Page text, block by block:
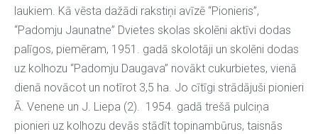
laukiem. Kā vēsta dažādi rakstiņi avīzē “Pionieris”,
“Padomju Jaunatne” Dvietes skolas skolēni aktīvi dodas
palīgos, piemēram, 1951. gadā skolotāji un skolēni dodas
uz kolhozu “Padomju Daugava” novākt cukurbietes, vienā
dienā novācot un notīrot 3,5 ha. Jo cītīgi strādājuši pionieri
Ā. Venene un J. Liepa (2). 1954. gadā trešā pulciņa
pionieri uz kolhozu devās stādīt topinambūrus, taisnās